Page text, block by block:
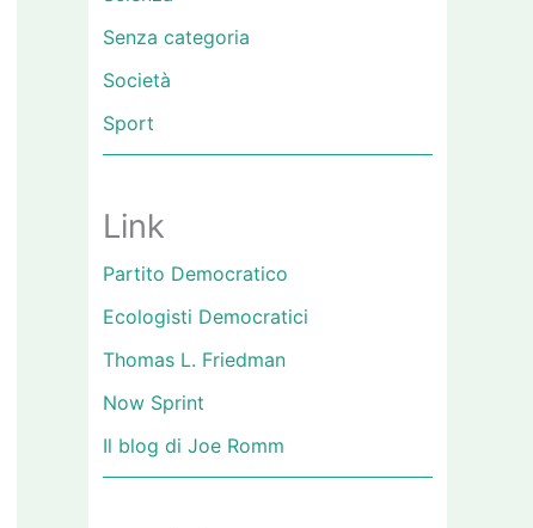
Senza categoria
Società
Sport
Link
Partito Democratico
Ecologisti Democratici
Thomas L. Friedman
Now Sprint
Il blog di Joe Romm